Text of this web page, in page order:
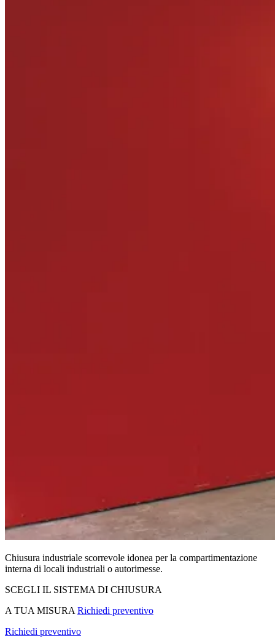
Chiusura industriale scorrevole idonea per la compartimentazione
interna di locali industriali o autorimesse.
SCEGLI IL SISTEMA DI CHIUSURA
A TUA MISURA Richiedi preventivo
Richiedi preventivo